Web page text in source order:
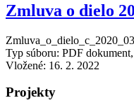
Zmluva o dielo
Typ súboru: PDF
Vložené: 16. 2. 2022
Projekty